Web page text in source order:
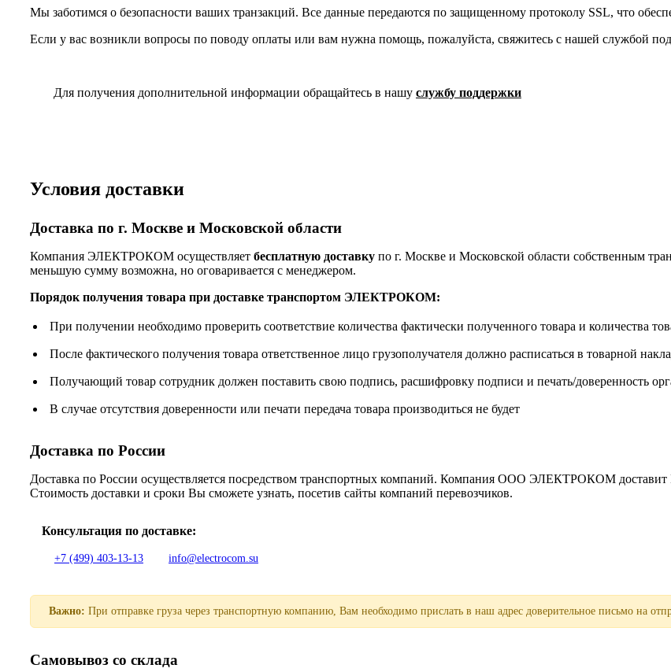
Мы заботимся о безопасности ваших транзакций. Все данные передаются по защищенному протоколу SSL, что
Если у вас возникли вопросы по поводу оплаты или вам нужна помощь, пожалуйста, свяжитесь с нашей службой
Для получения дополнительной информации обращайтесь в нашу службу поддержки
Условия доставки
Доставка по г. Москве и Московской области
Компания ЭЛЕКТРОКОМ осуществляет бесплатную доставку по г. Москве и Московской области собственным
меньшую сумму возможна, но оговаривается с менеджером.
Порядок получения товара при доставке транспортом ЭЛЕКТРОКОМ:
При получении необходимо проверить соответствие количества фактически полученного товара и количества
После фактического получения товара ответственное лицо грузополучателя должно расписаться в товарной
Получающий товар сотрудник должен поставить свою подпись, расшифровку подписи и печать/доверенность
В случае отсутствия доверенности или печати передача товара производиться не будет
Доставка по России
Доставка по России осуществляется посредством транспортных компаний. Компания ООО ЭЛЕКТРОКОМ доставит
Стоимость доставки и сроки Вы сможете узнать, посетив сайты компаний перевозчиков.
Консультация по доставке:
+7 (499) 403-13-13 info@electrocom.su
Важно: При отправке груза через транспортную компанию, Вам необходимо прислать в наш адрес доверительное письмо на
Самовывоз со склада